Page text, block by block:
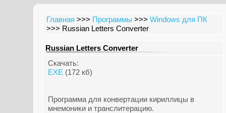
Главная >>> Программы >>>Windows для ПК
>>> Russian Letters Converter
Russian Letters Converter
Скачать:
EXE (172 кб)
Программа для конвертации кириллицы в
мнемоники и транслитерацию.